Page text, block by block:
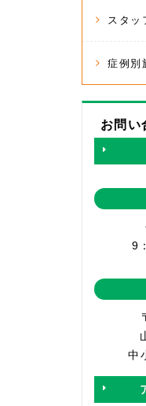
スタッ
症例別
お問い
9
中